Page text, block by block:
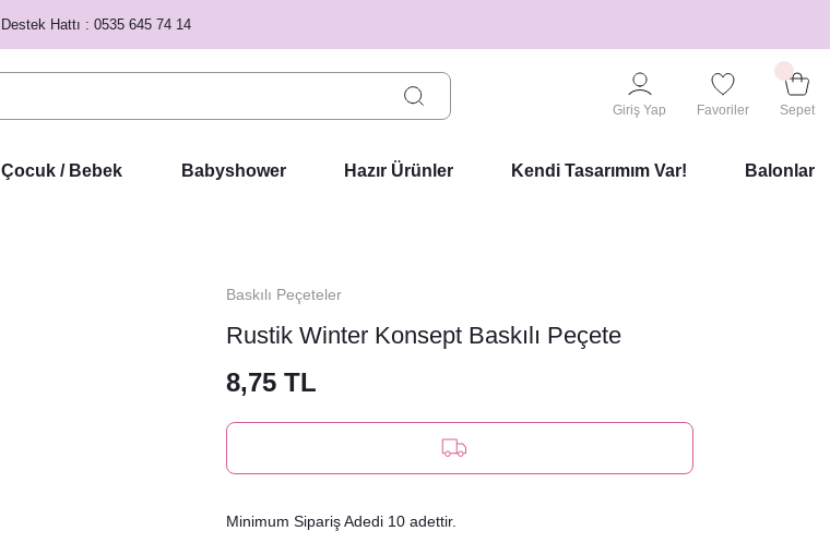
Destek Hattı : 0535 645 74 14
Giriş Yap Favoriler Sepet
Çocuk / Bebek Babyshower Hazır Ürünler Kendi Tasarımım Var! Balonlar
Baskılı Peçeteler
Rustik Winter Konsept Baskılı Peçete
8,75 TL
Minimum Sipariş Adedi 10 adettir.